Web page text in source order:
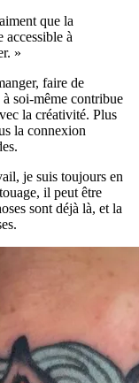
que la
accessible à
»
faire de
soi-même contribue
la créativité. Plus
la connexion
je suis toujours en
il peut être
sont déjà là, et la